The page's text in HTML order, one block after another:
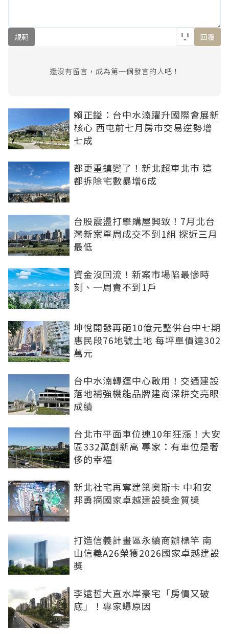
規範 回覆
還沒有留言，成為第一個發言的人吧！
賴正鎰：台中水湳躍升國際會展新
核心 西屯前七月房市交易逆勢增
七成
都更重鎮變了！新北超車北市 這
都拆除宅數暴增6成
台股震盪打擊購屋興致！7月北台
灣新案單周成交不到1組 探近三月
最低
資金沒回流！新案市場陷最慘時
刻、一周賣不到1戶
坤悅開發再砸10億元整併台中七期
惠民段76地號土地 每坪單價達302
萬元
台中水湳轉運中心啟用！交通建設
落地補強機能品牌建商深耕交亮眼
成績
台北市平面車位連10年狂漲！大安
區332萬創新高 專家：有車位是奢
侈的幸福
新北社宅再奪建築奧斯卡 中和安
邦勇摘國家卓越建設獎金質獎
打造信義計畫區永續商辦標竿 南
山信義A26榮獲2026國家卓越建設
獎
李遠哲大直水岸豪宅「房價又破
底」！專家曝原因